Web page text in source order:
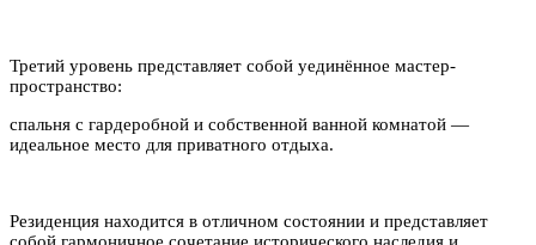
Третий уровень представляет собой уединённое мастер-
пространство:
спальня с гардеробной и собственной ванной комнатой —
идеальное место для приватного отдыха.
Резиденция находится в отличном состоянии и представляет